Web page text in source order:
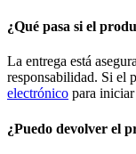
¿Qué pasa si el
La entrega está
responsabilidad. Si el
electrónico para
¿Puedo devolver el